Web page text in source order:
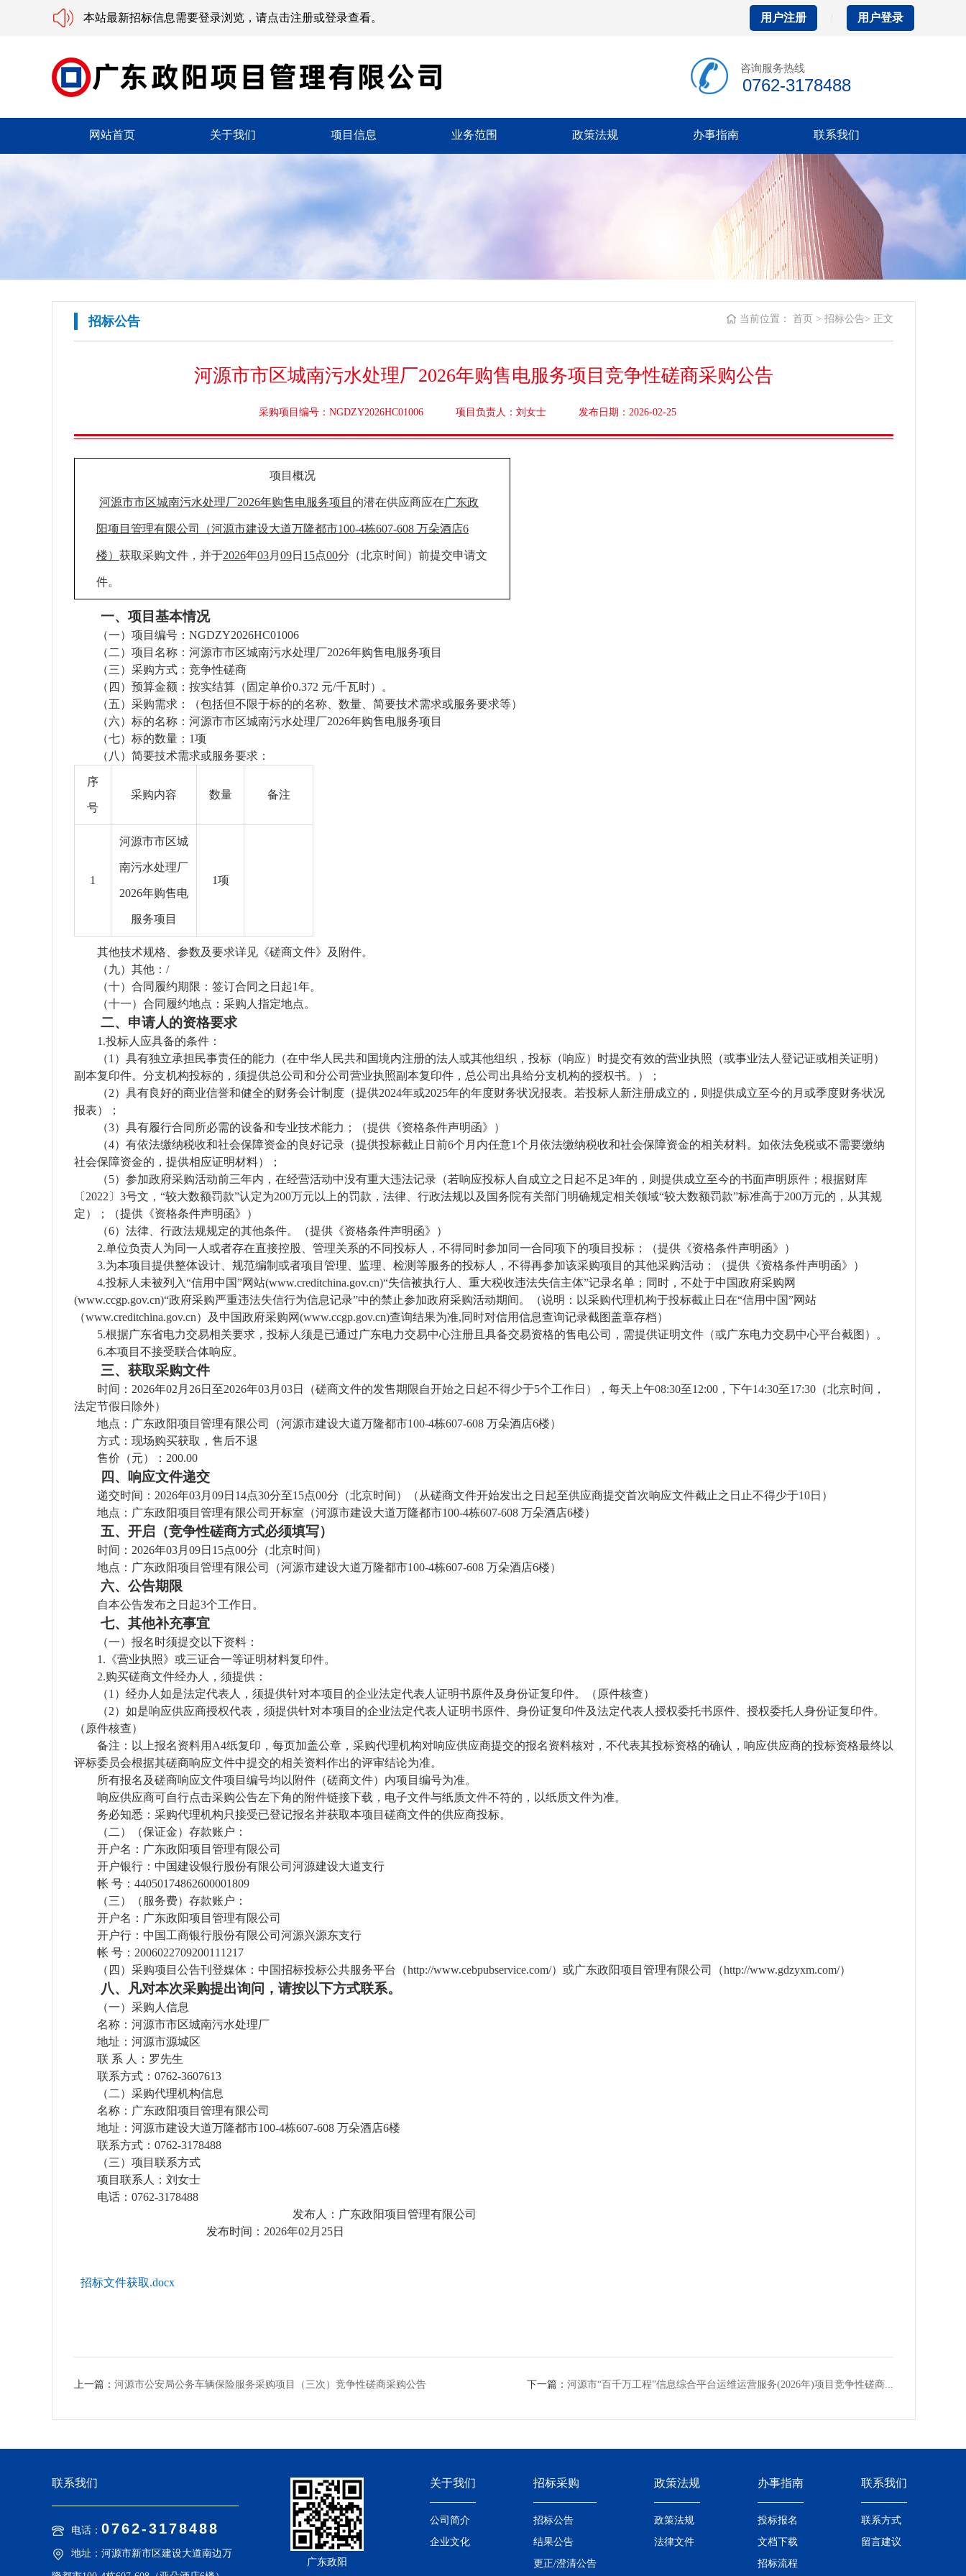
本站最新招标信息需要登录浏览，请点击注册或登录查看。 用户注册 用户登录
咨询服务热线
0762-3178488
网站首页 关于我们 项目信息 业务范围 政策法规 办事指南 联系我们
招标公告 当前位置： 首页 > 招标公告> 正文
河源市市区城南污水处理厂2026年购售电服务项目竞争性磋商采购公告
采购项目编号：NGDZY2026HC01006 项目负责人：刘女士 发布日期：2026-02-25
项目概况
河源市市区城南污水处理厂2026年购售电服务项目 的潜在供应商应在广东政
阳项目管理有限公司 （河源市建设大道万隆都市100-4栋607-608 万朵酒店6
楼） 获取采购文件，并于2026年03月 09日 15点00分（北京时间）前提交申请文
件。
一、项目基本情况
（一） 项目编号： NGDZY2026HC01006
（二） 项目名称： 河源市市区城南污水处理厂2026年购售电服务项目
（三） 采购方式：竞争性磋商
（四） 预算金额： 按实结算（固定单价0.372 元/千瓦时）
。
（五） 采购需求：（包括但不限于标的的名称、数量、简要技术需求或服务要求等）
（六） 标的名称： 河源市市区城南污水处理厂2026年购售电服务项目
（七） 标的数量： 1项
（八） 简要技术需求或服务要求：
序
号
采购内容 数量 备注
1
河源市市区城
南污水处理厂
2026年购售电
服务项目
1项
其他技术规格、参数及要求详见《磋商文件》及附件。
（九） 其他： /
（十）合同履约期限：签订合同之日起1年。
（十一）合同履约地点：采购人指定地点。
二、申请人的资格要求
1.投标人应具备的条件：
（1）具有独立承担民事责任的能力（在中华人民共和国境内注册的法人或其他组织，投标（响应）时提交有效的营业执照（或事业法人登记证或相关证明）
副本复印件。分支机构投标的，须提供总公司和分公司营业执照副本复印件，总公司出具给分支机构的授权书。）；
（2）具有良好的商业信誉和健全的财务会计制度（提供2024年或2025年的年度财务状况报表。若投标人新注册成立的，则提供成立至今的月或季度财务状况
报表）；
（3）具有履行合同所必需的设备和专业技术能力；（提供《资格条件声明函》）
（4）有依法缴纳税收和社会保障资金的良好记录（提供投标截止日前6个月内任意1个月依法缴纳税收和社会保障资金的相关材料。如依法免税或不需要缴纳
社会保障资金的，提供相应证明材料）；
（5）参加政府采购活动前三年内，在经营活动中没有重大违法记录（若响应投标人自成立之日起不足3年的，则提供成立至今的书面声明原件；根据财库
〔2022〕3号文，“较大数额罚款”认定为200万元以上的罚款，法律、行政法规以及国务院有关部门明确规定相关领域“较大数额罚款”标准高于200万元的，从其规
定）；（提供《资格条件声明函》）
（6）法律、行政法规规定的其他条件。（提供《资格条件声明函》）
2.单位负责人为同一人或者存在直接控股、管理关系的不同投标人，不得同时参加同一合同项下的项目投标；（提供《资格条件声明函》）
3.为本项目提供整体设计、规范编制或者项目管理、监理、检测等服务的投标人，不得再参加该采购项目的其他采购活动；（提供《资格条件声明函》）
4.投标人未被列入“信用中国”网站(www.creditchina.gov.cn)“失信被执行人、重大税收违法失信主体”记录名单；同时，不处于中国政府采购网
(www.ccgp.gov.cn)“政府采购严重违法失信行为信息记录”中的禁止参加政府采购活动期间。（说明：以采购代理机构于投标截止日在“信用中国”网站
（www.creditchina.gov.cn）及中国政府采购网(www.ccgp.gov.cn)查询结果为准,同时对信用信息查询记录截图盖章存档）
5.根据广东省电力交易相关要求，投标人须是已通过广东电力交易中心注册且具备交易资格的售电公司，需提供证明文件（或广东电力交易中心平台截图）。
6.本项目不接受联合体响应。
三、获取采购文件
时间： 2026年02月26日至2026年03月03日（磋商文件的发售期限自开始之日起不得少于5个工作日），每天上午08:30至12:00，下午14:30至17:30（北京时间，
法定节假日除外）
地点： 广东政阳项目管理有限公司 （河源市建设大道万隆都市100-4栋607-608 万朵酒店6楼）
方式：现场购买获取，售后不退
售价（元）： 200.00
四、响应文件递交
递交时间： 2026年03月09日 14点30分至15点00分 （北京时间）（从磋商文件开始发出之日起至供应商提交首次响应文件截止之日止不得少于10日）
地点： 广东政阳项目管理有限公司 开标室 （河源市建设大道万隆都市100-4栋607-608 万朵酒店6楼）
五、开启（竞争性磋商方式必须填写）
时间： 2026年03月09日 15点00分（北京时间）
地点： 广东政阳项目管理有限公司 （河源市建设大道万隆都市100-4栋607-608 万朵酒店6楼）
六、公告期限
自本公告发布之日起3个工作日。
七、其他补充事宜
（一） 报名时须提交以下资料：
1 . 《营业执照》或三证合一等证明材料复印件。
2.购买磋商文件经办人，须提供 ：
（1 ） 经办人如是法定代表人，须提供针对本项目的企业法定代表人证明书原件及身份证复印件。
（原件核查）
（2） 如是响应供应商授权代表，须提供针对本项目的企业法定代表人证明书原件、身份证复印件及法定代表人授权委托书原件、授权委托人身份证复印件。
（原件核查）
备注：以上报名资料用 A4纸复印，每页加盖公章，采购代理机构对响应供应商提交的报名资料核对，不代表其投标资格的确认，响应供应商的投标资格最终以
评标委员会根据其磋商响应文件中提交的相关资料作出的评审结论为准。
所有报名及磋商响应文件项目编号均以附件（磋商文件）内项目编号为准。
响应供应商可自行点击采购公告左下角的附件链接下载，电子文件与纸质文件不符的，以纸质文件为准。
务必知悉：采购代理机构只接受已登记报名并获取本项目磋商文件的供应商投标。
（ 二 ）
（保证金）存款账户：
开户名： 广东政阳项目管理有限公司
开户银行： 中国建设银行股份有限公司河源建设大道支行
帐 号： 44050174862600001809
（三）
（服务费）存款账户：
开户名： 广东政阳项目管理有限公司
开户行： 中国工商银行股份有限公司河源兴源东支行
帐 号： 2006022709200111217
（四）采购项目公告刊登媒体：中国招标投标公共服务平台（http://www.cebpubservice.com/）或广东政阳项目管理有限公司（http://www.gdzyxm.com/）
八、凡对本次采购提出询问，请按以下方式联系。
（一） 采购人信息
名称： 河源市市区城南污水处理厂
地址：河源市源城区
联 系 人：罗先生
联系方式： 0762-3607613
（ 二 ） 采购代理机构信息
名称： 广东政阳项目管理有限公司
地址： 河源市建设大道万隆都市100-4栋607-608 万朵酒店6楼
联系方式： 0762-3178488
（三） 项目联系方式
项目联系人：刘 女士
电话： 0762-3178488
发布人： 广东政阳项目管理有限公司
发布时间： 2026年02 月 25日
招标文件获取.docx
上一篇： 河源市公安局公务车辆保险服务采购项目（三次）竞争性磋商采购公告 下一篇： 河源市“百千万工程”信息综合平台运维运营服务(2026年)项目竞争性磋商...
联系我们
电话： 0762-3178488
地址：河源市新市区建设大道南边万
广东政阳
关于我们
公司简介
企业文化
招标采购
招标公告
结果公告
更正/澄清公告
政策法规
政策法规
法律文件
办事指南
投标报名
文档下载
招标流程
联系我们
联系方式
留言建议